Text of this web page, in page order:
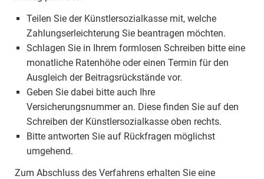
Teilen Sie der Künstlersozialkasse mit, welche
Zahlungserleichterung Sie beantragen möchten.
Schlagen Sie in Ihrem formlosen Schreiben bitte eine
monatliche Ratenhöhe oder einen Termin für den
Ausgleich der Beitragsrückstände vor.
Geben Sie dabei bitte auch Ihre
Versicherungsnummer an. Diese finden Sie auf den
Schreiben der Künstlersozialkasse oben rechts.
Bitte antworten Sie auf Rückfragen möglichst
umgehend.
Zum Abschluss des Verfahrens erhalten Sie eine